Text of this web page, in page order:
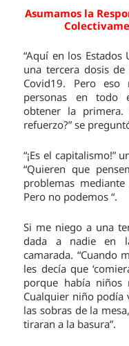
Asumamos la
“Aquí en los
una tercera dosis
Covid19. Pero
personas en todo
obtener la primera.
refuerzo?” se
“¡Es el capitalismo!”
“Quieren que
problemas mediante
Pero no podemos “.
Si me niego a una
dada a nadie en
camarada. “Cuando
les decía que
porque había niños
Cualquier niño podía
las sobras de la
tiraran a la basura”.